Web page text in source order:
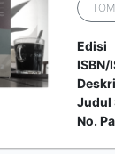
Edisi
ISBN/
Judul
No.